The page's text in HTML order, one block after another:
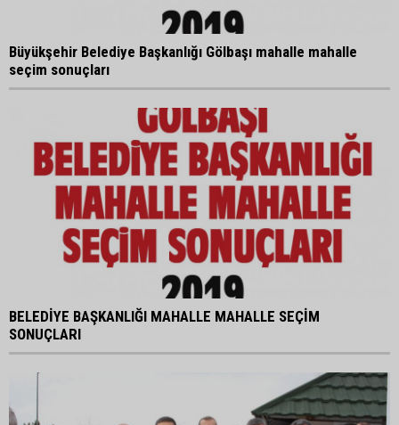
Büyükşehir Belediye Başkanlığı Gölbaşı mahalle mahalle
seçim sonuçları
BELEDİYE BAŞKANLIĞI MAHALLE MAHALLE SEÇİM
SONUÇLARI